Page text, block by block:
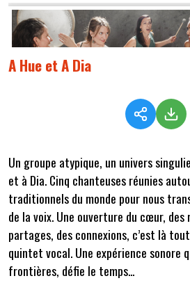
A Hue et A Dia
Un groupe atypique, un univers
et à Dia. Cinq chanteuses réunies
traditionnels du monde pour nous
de la voix. Une ouverture du cœur,
partages, des connexions, c’est là
quintet vocal. Une expérience sonore
frontières, défie le temps...